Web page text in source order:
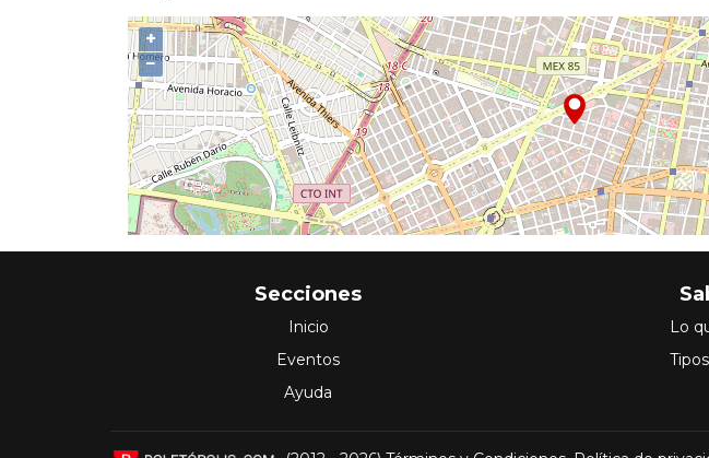
+
−
Secciones
Inicio
Eventos
Ayuda
Lo